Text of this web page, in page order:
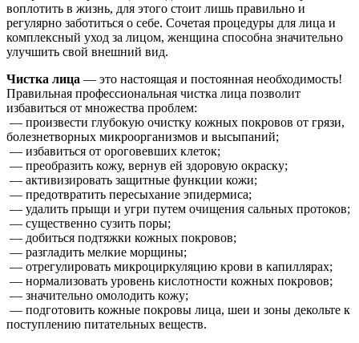
воплотить в жизнь, для этого стоит лишь правильно и
регулярно заботиться о себе. Сочетая процедуры для лица и
комплексный уход за лицом, женщина способна значительно
улучшить свой внешний вид.
Чистка лица — это настоящая и постоянная необходимость!
Правильная профессиональная чистка лица позволит
избавиться от множества проблем:
— произвести глубокую очистку кожных покровов от грязи,
болезнетворных микроорганизмов и высыпаний;
— избавиться от ороговевших клеток;
— преобразить кожу, вернув ей здоровую окраску;
— активизировать защитные функции кожи;
— предотвратить пересыхание эпидермиса;
— удалить прыщи и угри путем очищения сальных протоков;
— существенно сузить поры;
— добиться подтяжки кожных покровов;
— разгладить мелкие морщины;
— отрегулировать микроциркуляцию крови в капиллярах;
— нормализовать уровень кислотности кожных покровов;
— значительно омолодить кожу;
— подготовить кожные покровы лица, шеи и зоны декольте к
поступлению питательных веществ.